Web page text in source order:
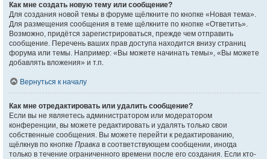
Как мне создать новую тему или сообщение?
Для создания новой темы в форуме щёлкните по кнопке «Новая тема».
Для размещения сообщения в теме щёлкните по кнопке «Ответить».
Возможно, придётся зарегистрироваться, прежде чем отправить
сообщение. Перечень ваших прав доступа находится внизу страниц
форума или темы. Например: «Вы можете начинать темы», «Вы можете
добавлять вложения» и т.п.
Вернуться к началу
Как мне отредактировать или удалить сообщение?
Если вы не являетесь администратором или модератором
конференции, вы можете редактировать и удалять только свои
собственные сообщения. Вы можете перейти к редактированию,
щёлкнув по кнопке Правка в соответствующем сообщении, иногда
только в течение ограниченного времени после его создания. Если кто-